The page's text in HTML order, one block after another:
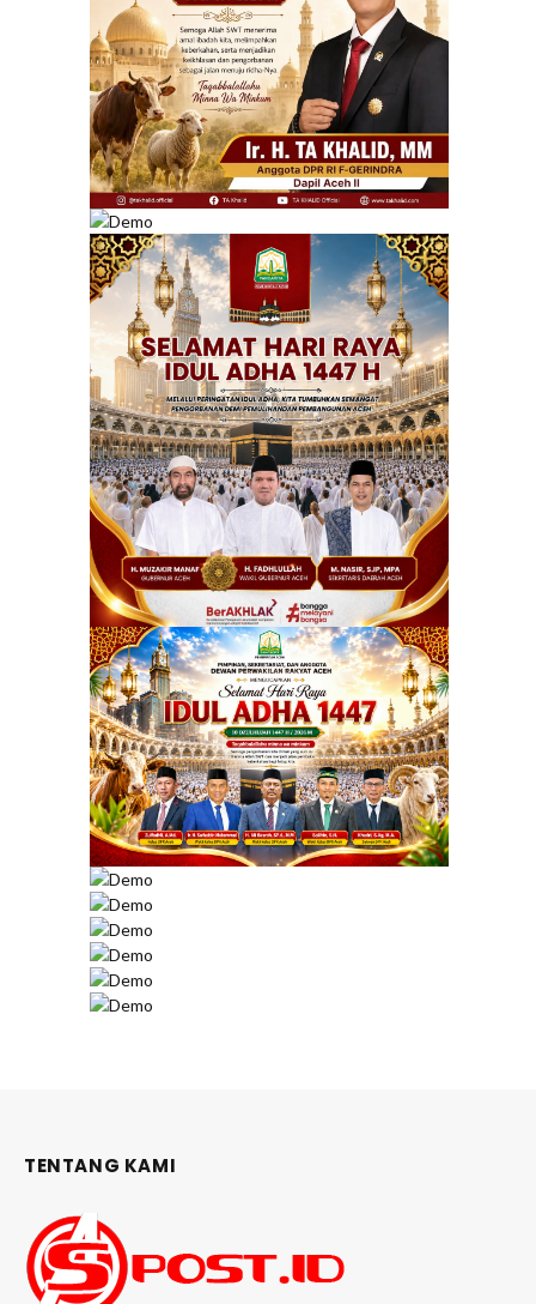
TENTANG KAMI